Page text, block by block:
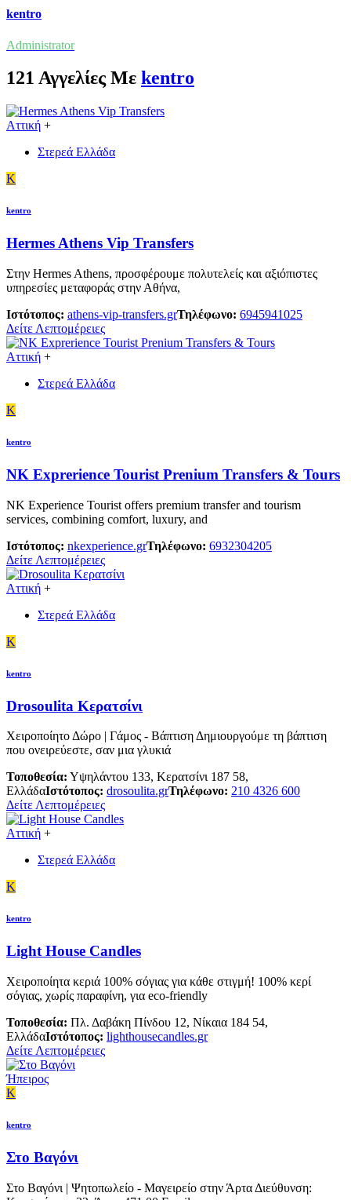
kentro
Administrator
121 Αγγελίες Με kentro
Αττική +
Στερεά Ελλάδα
K
kentro
Hermes Athens Vip Transfers
Στην Hermes Athens, προσφέρουμε πολυτελείς και αξιόπιστες
υπηρεσίες μεταφοράς στην Αθήνα,
Ιστότοπος: athens-vip-transfers.grΤηλέφωνο: 6945941025
Δείτε Λεπτομέρειες
Αττική +
Στερεά Ελλάδα
K
kentro
NK Exprerience Tourist Prenium Transfers & Tours
NK Experience Tourist offers premium transfer and tourism
services, combining comfort, luxury, and
Ιστότοπος: nkexperience.grΤηλέφωνο: 6932304205
Δείτε Λεπτομέρειες
Αττική +
Στερεά Ελλάδα
K
kentro
Drosoulita Κερατσίνι
Χειροποίητο Δώρο | Γάμος - Βάπτιση Δημιουργούμε τη βάπτιση
που ονειρεύεστε, σαν μια γλυκιά
Τοποθεσία: Υψηλάντου 133, Κερατσίνι 187 58,
ΕλλάδαΙστότοπος: drosoulita.grΤηλέφωνο: 210 4326 600
Δείτε Λεπτομέρειες
Αττική +
Στερεά Ελλάδα
K
kentro
Light House Candles
Χειροποίητα κεριά 100% σόγιας για κάθε στιγμή! 100% κερί
σόγιας, χωρίς παραφίνη, για eco-friendly
Τοποθεσία: Πλ. Δαβάκη Πίνδου 12, Νίκαια 184 54,
ΕλλάδαΙστότοπος: lighthousecandles.gr
Δείτε Λεπτομέρειες
Ήπειρος
K
kentro
Στο Βαγόνι
Στο Βαγόνι | Ψητοπωλείο - Μαγειρείο στην Άρτα Διεύθυνση: